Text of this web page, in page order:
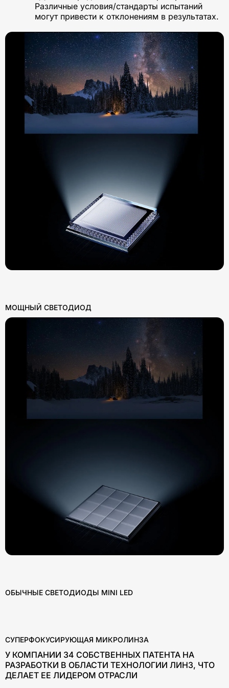
Различные условия/стандарты испытаний
могут привести к отклонениям в результатах.
МОЩНЫЙ СВЕТОДИОД
ОБЫЧНЫЕ СВЕТОДИОДЫ MINI LED
СУПЕРФОКУСИРУЮЩАЯ МИКРОЛИНЗА
У КОМПАНИИ 34 СОБСТВЕННЫХ ПАТЕНТА НА
РАЗРАБОТКИ В ОБЛАСТИ ТЕХНОЛОГИИ ЛИНЗ, ЧТО
ДЕЛАЕТ ЕЕ ЛИДЕРОМ ОТРАСЛИ